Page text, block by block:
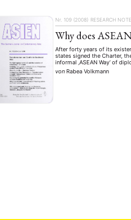
Nr. 109 (2008) RESEARCH NOTE
Why does
After forty years of its
states signed the Charter,
informal ‚ASEAN Way‘ of
von Rabea Volkmann